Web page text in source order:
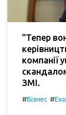
"Тепер
компанії
ЗМІ.
#Бізнес #